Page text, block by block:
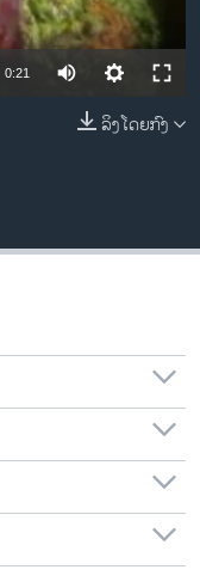
0:21
ລິງໂດຍກົງ